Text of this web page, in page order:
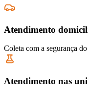
Atendimento
Coleta com a segurança
Atendimento nas